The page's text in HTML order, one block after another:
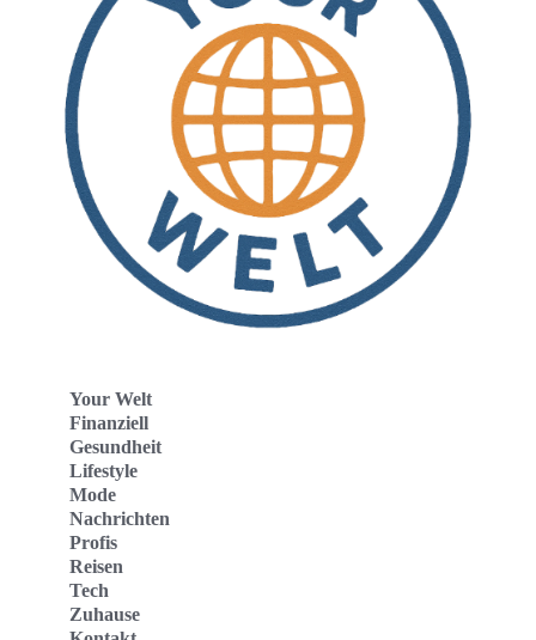
Your Welt
Finanziell
Gesundheit
Lifestyle
Mode
Nachrichten
Profis
Reisen
Tech
Zuhause